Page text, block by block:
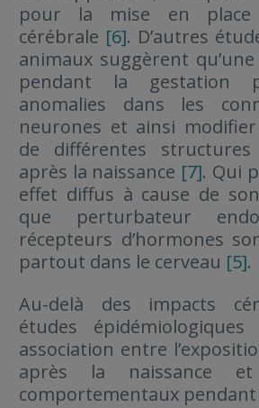
pour la mise en place
cérébrale [6]. D’autres
animaux suggèrent
pendant la gestation
anomalies dans les
neurones et ainsi
de différentes structures
après la naissance [7]. Qui
effet diffus à cause de
que perturbateur
récepteurs d’hormones
partout dans le cerveau [5].
Au-delà des impacts
études
association entre
après la naissance
comportementaux pendant